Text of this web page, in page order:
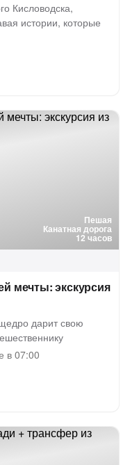
Кисловодска,
истории, которые
Пешая
Канатная дорога
12 часов
мечты: экскурсия
дарит свою
в 07:00